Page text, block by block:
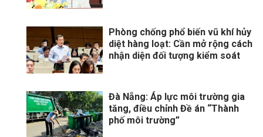
Phòng chống phổ biến vũ khí hủy
diệt hàng loạt: Cần mở rộng cách
nhận diện đối tượng kiểm soát
Đà Nẵng: Áp lực môi trường gia
tăng, điều chỉnh Đề án “Thành
phố môi trường”